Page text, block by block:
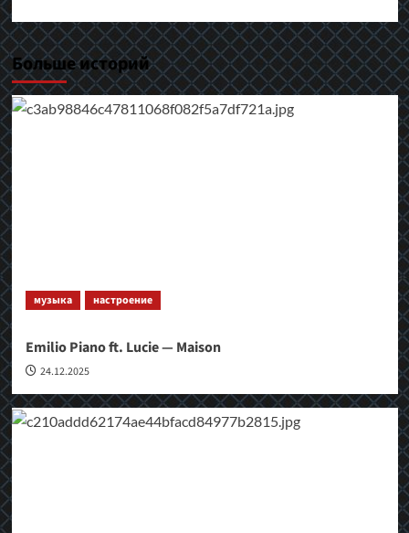
Больше историй
музыка настроение
Emilio Piano ft. Lucie — Maison
24.12.2025